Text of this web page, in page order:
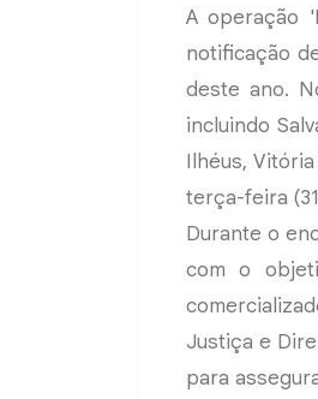
A operação
notificação
deste ano.
incluindo
Ilhéus,
terça-feira
Durante o
com o
Justiça e
para